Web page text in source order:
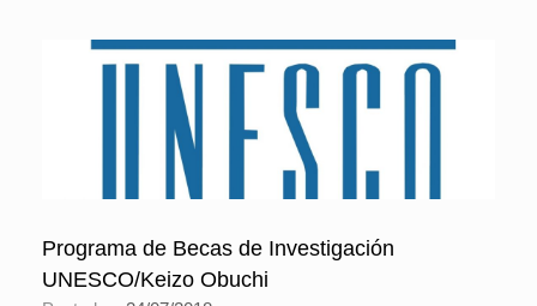
Programa de Becas de Investigación
UNESCO/Keizo Obuchi